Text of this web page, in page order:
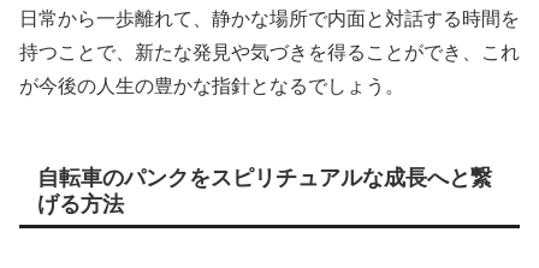
日常から一歩離れて、静かな場所で内面と対話する時間を
持つことで、新たな発見や気づきを得ることができ、これ
が今後の人生の豊かな指針となるでしょう。
自転車のパンクをスピリチュアルな成長へと繋
げる方法